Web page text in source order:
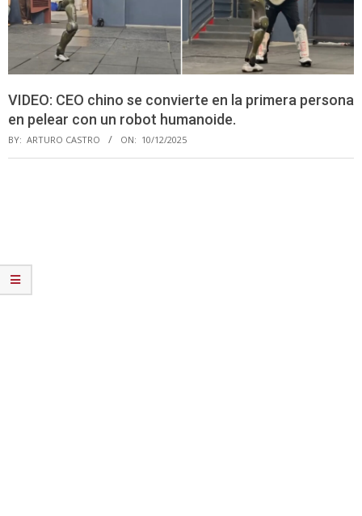
VIDEO: CEO chino se convierte en la primera persona
en pelear con un robot humanoide.
BY: ARTURO CASTRO ON: 10/12/2025